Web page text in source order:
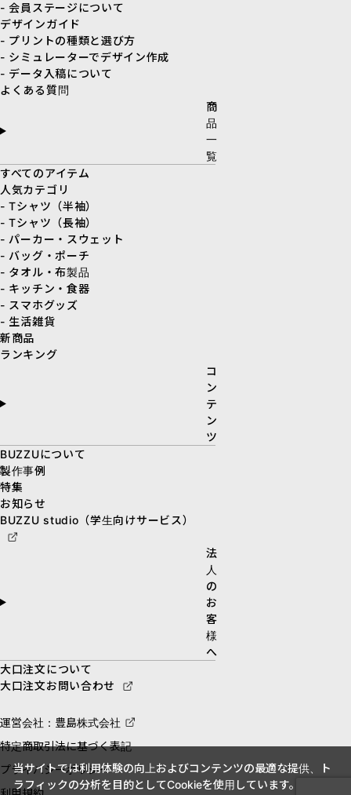
- 会員ステージについて
デザインガイド
- プリントの種類と選び方
- シミュレーターでデザイン作成
- データ入稿について
よくある質問
商
品
一
覧
すべてのアイテム
人気カテゴリ
- Tシャツ（半袖）
- Tシャツ（長袖）
- パーカー・スウェット
- バッグ・ポーチ
- タオル・布製品
- キッチン・食器
- スマホグッズ
- 生活雑貨
新商品
ランキング
コ
ン
テ
ン
ツ
BUZZUについて
製作事例
特集
お知らせ
BUZZU studio（学生向けサービス）
法
人
の
お
客
様
へ
大口注文について
大口注文お問い合わせ
運営会社：豊島株式会社
特定商取引法に基づく表記
プライバシーポリシー
当サイトでは利用体験の向上およびコンテンツの最適な提供、ト
ラフィックの分析を目的としてCookieを使用しています。